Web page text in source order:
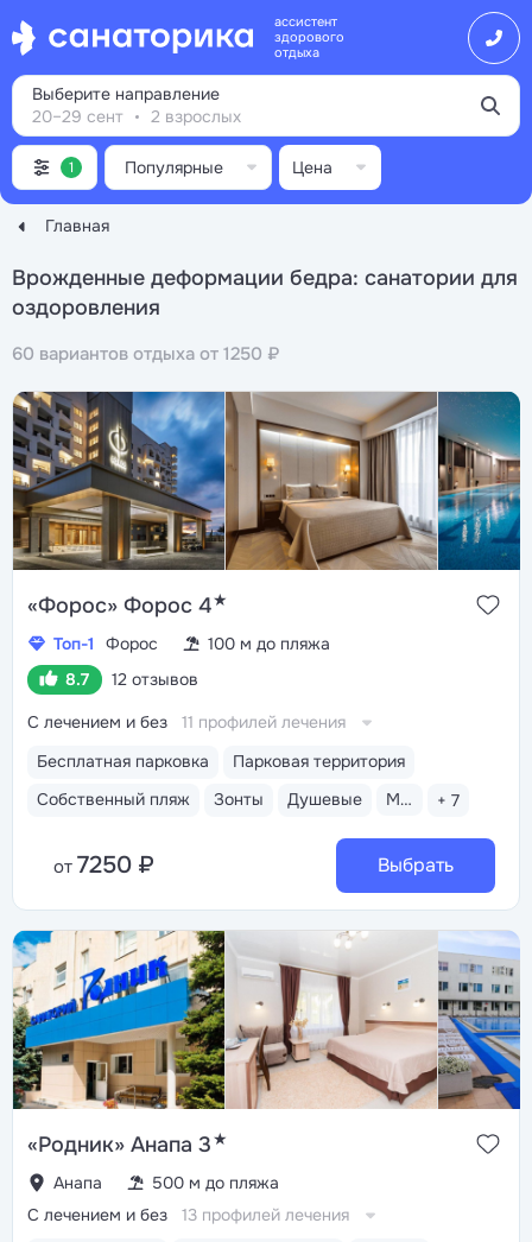
ассистент
здорового
отдыха
Главная
Выберите направление
20–29 сент
2 взрослых
Врожденные деформации бедра: санатории для
оздоровления
60 вариантов отдыха от 1250 ₽
1 Популярные Цена
«Форос» Форос 4★
Топ-1 Форос
100 м до пляжа
8.7
12 отзывов
Бесплатная парковка
Парковая территория
Собственный пляж
Зонты Душевые Медицинский пост + 7
С лечением и без 11 профилей лечения
от 7250 ₽ Выбрать
«Родник» Анапа 3★
Анапа 500 м до пляжа
С лечением и без 13 профилей лечения